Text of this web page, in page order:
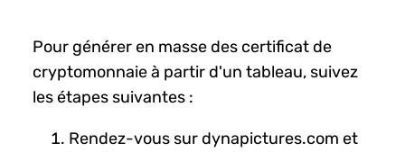
Pour générer en masse des certificat de
cryptomonnaie à partir d'un tableau, suivez
les étapes suivantes :
Rendez-vous sur dynapictures.com et